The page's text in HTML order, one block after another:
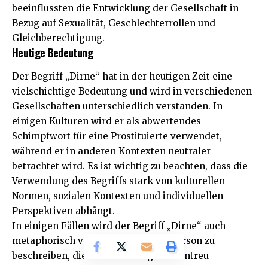
beeinflussten die Entwicklung der Gesellschaft in
Bezug auf Sexualität, Geschlechterrollen und
Gleichberechtigung.
Heutige Bedeutung
Der Begriff „Dirne“ hat in der heutigen Zeit eine
vielschichtige Bedeutung und wird in verschiedenen
Gesellschaften unterschiedlich verstanden. In
einigen Kulturen wird er als abwertendes
Schimpfwort für eine Prostituierte verwendet,
während er in anderen Kontexten neutraler
betrachtet wird. Es ist wichtig zu beachten, dass die
Verwendung des Begriffs stark von kulturellen
Normen, sozialen Kontexten und individuellen
Perspektiven abhängt.
In einigen Fällen wird der Begriff „Dirne“ auch
metaphorisch verwendet, um eine Person zu
beschreiben, die als leichtlebig oder untreu